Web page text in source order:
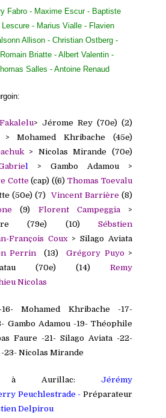
Fabro - Maxime Escur - Baptiste
- Marius Vialle - Flavien
Allison - Christian Ostberg -
Briatte - Albert Valentin -
Salles - Antoine Renaud
> Jérome Rey (70e) (2)
> Mohamed Khribache (45e)
> Nicolas Mirande (70e)
l > Gambo Adamou >
Cotte (cap) ((6)Thomas Toevalu
(50e) (7) Vincent Barrière (8)
(9) Florent Campeggia
>
(79e) (10) Sébstien
François Coux > Silago Aviata
Perrin (13) Grégory Puyo >
(70e)
(14) Remy
Nicolas
16- Mohamed Khribache -17-
Gambo Adamou -19- Théophile
Faure -21- Silago Aviata -22-
23- Nicolas Mirande
à Aurillac: Jérémy
Peuchlestrade - Préparateur
Delpirou